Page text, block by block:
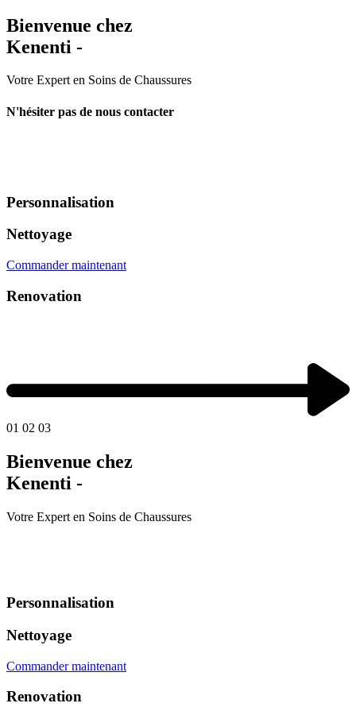
Bienvenue chez
Kenenti -
Votre Expert en Soins de Chaussures
N'hésiter pas de nous contacter
Personnalisation
Nettoyage
Commander maintenant
Renovation
01 02 03
Bienvenue chez
Kenenti -
Votre Expert en Soins de Chaussures
Personnalisation
Nettoyage
Commander maintenant
Renovation